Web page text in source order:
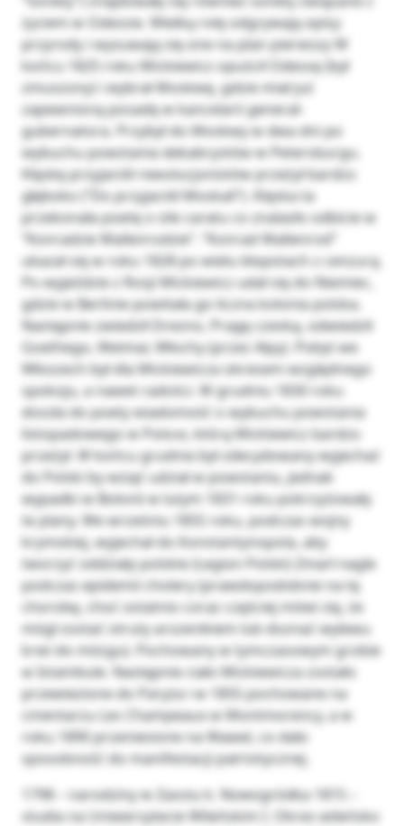
życiem w Odessie. Wielką rolę odgrywają opisy
przyrody i wysuwają się one na plan pierwszy W
końcu 1825 roku Mickiewicz opuścił Odessę (był
zmuszony) i wybrał Moskwę, gdzie miał już
zapewnioną posadę w kancelarii generał-
gubernatora. Przybył do Moskwy w dwa dni po
wybuchu powstania dekabrystów w Petersburgu.
Klęskę przyjaciół rewolucjonistów przeżył bardzo
głęboko (“Do przyjaciół Moskali”). Klęska ta
przekonała poetę o sile caratu co znalazło odbicie w
“Konradzie Wallenrodzie”. “Konrad Wallenrod”
ukazał się w roku 1828 po wielu kłopotach z cenzurą.
Po wyjeździe z Rosji Mickiewicz udał się do Niemiec,
gdzie w Berlinie powitała go liczna kolonia polska.
Następnie zwiedził Drezno, Pragę czeską, odwiedził
Goethego, Weimar, Włochy (przez Alpy). Pobyt we
Włoszech był dla Mickiewicza okresem względnego
spokoju, a nawet radości. W grudniu 1830 roku
doszła do poety wiadomość o wybuchu powstania
listopadowego w Polsce, którą Mickiewicz bardzo
przeżył. W końcu grudnia był zdecydowany wyjechać
do Polski by wziąć udział w powstaniu, jednak
wypadki w Bolonii w lutym 1831 roku pokrzyżowały
te plany. We wrześniu 1855 roku, podczas wojny
krymskiej, wyjechał do Konstantynopola, aby
tworzyć oddziały polskie (Legion Polski) Zmarł nagle
podczas epidemii cholery (prawdopodobnie na tę
chorobę, choć ostatnio coraz częściej mówi się, że
mógł zostać otruty arszenikiem lub doznać wylewu
krwi do mózgu). Pochowany w tymczasowym grobie
w Istambule. Następnie ciało Mickiewicza zostało
przewiezione do Paryża i w 1855 pochowane na
cmentarzu Les Champeaux w Montmorency, a w
roku 1890 przeniesione na Wawel, co dało
sposobność do manifestacji patriotycznej.
1798 – narodziny w Zaosiu k. Nowogródka 1815 –
studia na Uniwersytecie Wileńskim I. Okres wileńsko